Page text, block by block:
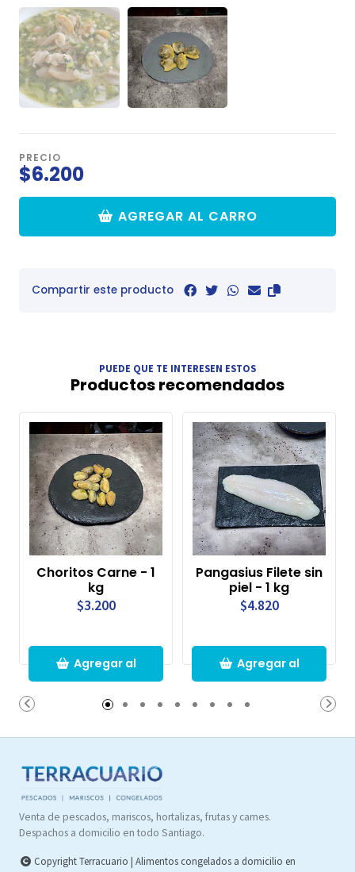
PRECIO
$6.200
AGREGAR AL CARRO
Compartir este producto
PUEDE QUE TE INTERESEN ESTOS
Productos recomendados
Choritos Carne - 1
kg
$3.200
Agregar al
Carro
Pangasius Filete sin
piel - 1 kg
$4.820
Agregar al
Carro
Venta de pescados, mariscos, hortalizas, frutas y carnes.
Despachos a domicilio en todo Santiago.
Copyright Terracuario | Alimentos congelados a domicilio en